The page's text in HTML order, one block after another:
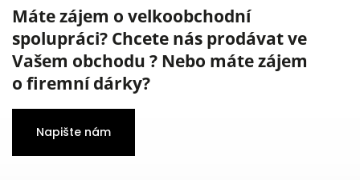
Máte zájem o velkoobchodní
spolupráci? Chcete nás prodávat ve
Vašem obchodu ? Nebo máte zájem
o firemní dárky?
Napište nám